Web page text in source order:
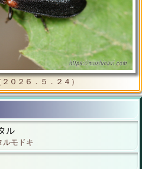
０２６．５．２４）
ル
モドキ